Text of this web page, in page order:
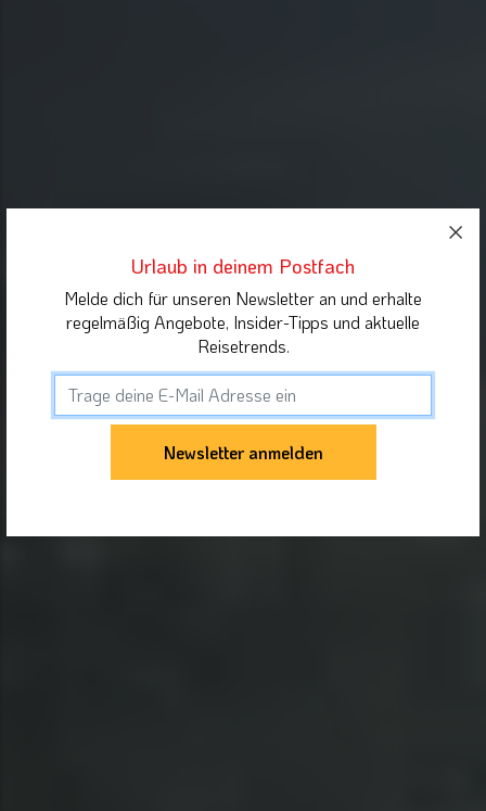
Urlaub in deinem Postfach
Melde dich für unseren Newsletter an und erhalte
regelmäßig Angebote, Insider-Tipps und aktuelle
Reisetrends.